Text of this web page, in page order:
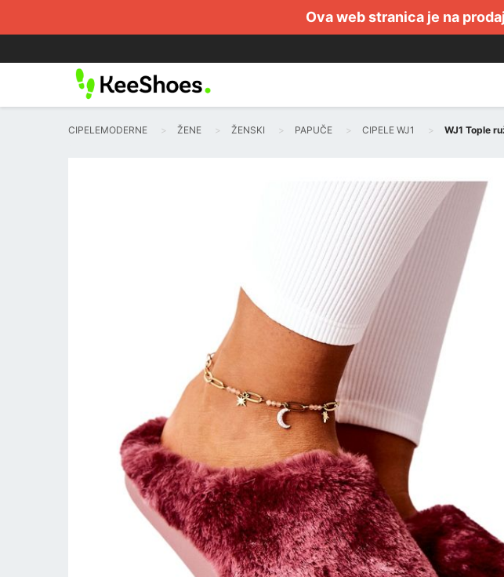
Ova web stranica je na
CIPELEMODERNE ŽENE ŽENSKI PAPUČE CIPELE WJ1 WJ1 Tople